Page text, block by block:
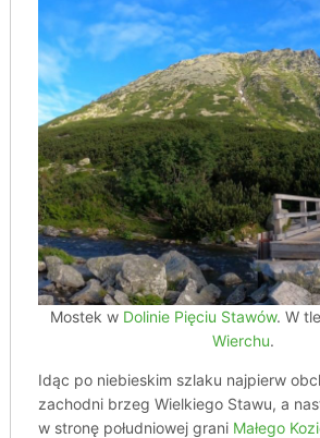
Mostek w Dolinie Pięciu Stawów. W
Wierchu.
Idąc po niebieskim szlaku najpierw
zachodni brzeg Wielkiego Stawu, a
w stronę południowej grani Małego